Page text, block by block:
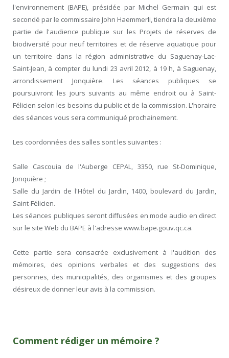
l'environnement (BAPE), présidée par Michel Germain qui est
secondé par le commissaire John Haemmerli, tiendra la deuxième
partie de l'audience publique sur les Projets de réserves de
biodiversité pour neuf territoires et de réserve aquatique pour
un territoire dans la région administrative du Saguenay-Lac-
Saint-Jean, à compter du lundi 23 avril 2012, à 19 h, à Saguenay,
arrondissement Jonquière. Les séances publiques se
poursuivront les jours suivants au même endroit ou à Saint-
Félicien selon les besoins du public et de la commission. L'horaire
des séances vous sera communiqué prochainement.
Les coordonnées des salles sont les suivantes :
Salle Cascouia de l'Auberge CEPAL, 3350, rue St-Dominique,
Jonquière ;
Salle du Jardin de l'Hôtel du Jardin, 1400, boulevard du Jardin,
Saint-Félicien.
Les séances publiques seront diffusées en mode audio en direct
sur le site Web du BAPE à l'adresse www.bape.gouv.qc.ca.
Cette partie sera consacrée exclusivement à l'audition des
mémoires, des opinions verbales et des suggestions des
personnes, des municipalités, des organismes et des groupes
désireux de donner leur avis à la commission.
Comment rédiger un mémoire ?